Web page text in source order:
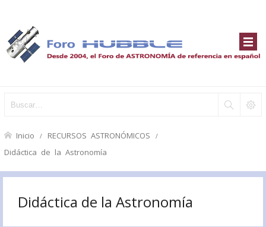
Inicio RECURSOS ASTRONÓMICOS
Didáctica de la Astronomía
Didáctica de la Astronomía